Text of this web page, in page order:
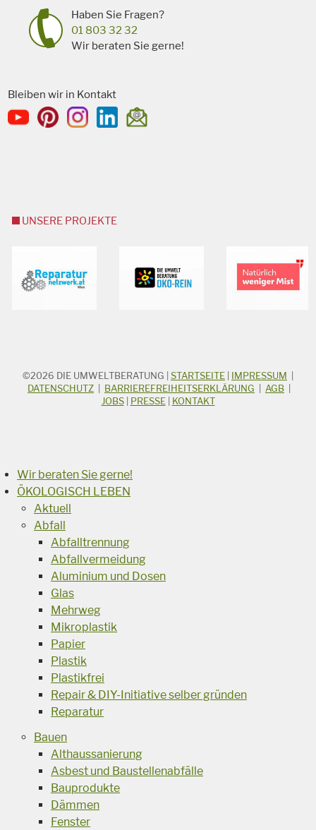
Haben Sie Fragen?
01 803 32 32
Wir beraten Sie gerne!
Bleiben wir in Kontakt
UNSERE PROJEKTE
STICHWORTSUCHE
Suchbegriff
©2026 DIE UMWELTBERATUNG STARTSEITE IMPRESSUM
DATENSCHUTZ
BARRIEREFREIHEITSERKLÄRUNG AGB
JOBS| PRESSE| KONTAKT
Wir beraten Sie gerne!
ÖKOLOGISCH LEBEN
Aktuell
Abfall
Abfalltrennung
Abfallvermeidung
Aluminium und Dosen
Glas
Mehrweg
Mikroplastik
Papier
Plastik
Plastikfrei
Repair & DIY-Initiative selber gründen
Reparatur
Bauen
Althaussanierung
Asbest und Baustellenabfälle
Bauprodukte
Dämmen
Fenster